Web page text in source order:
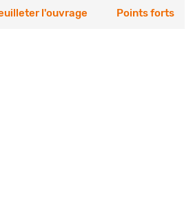
l'ouvrage Points forts